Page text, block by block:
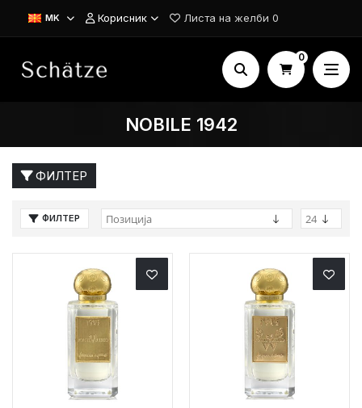
MK Корисник Листа на желби 0
0
NOBILE 1942
ФИЛТЕР
ФИЛТЕР